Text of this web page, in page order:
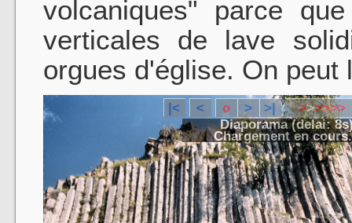
volcaniques" parce
verticales de lave
orgues d'église. On
|< < o > >| >>>>>>
Diaporama (delai: 8
Chargement en